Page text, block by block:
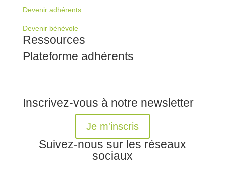
Devenir adhérents
Devenir bénévole
Ressources
Plateforme adhérents
Inscrivez-vous à notre newsletter
Je m'inscris
Suivez-nous sur les réseaux
sociaux